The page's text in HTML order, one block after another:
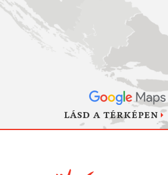
LÁSD A TÉRKÉPEN